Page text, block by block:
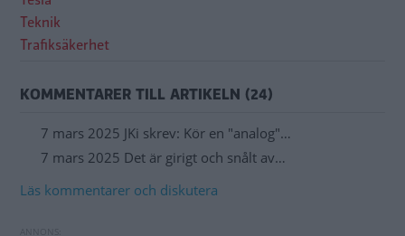
Teknik
Trafiksäkerhet
KOMMENTARER TILL ARTIKELN (24)
7 mars 2025 JKi skrev: Kör en "analog"…
7 mars 2025 Det är girigt och snålt av…
Läs kommentarer och diskutera